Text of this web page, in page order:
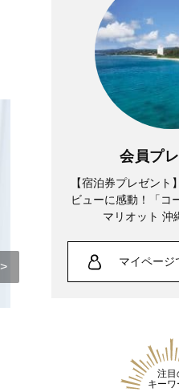
中山優馬さん「逃
けれど、課題と向
実は一番充実して
夏帆さん、「35歳
が一番わからない
会員プ
【宿泊券プレゼント
ビューに感動！「コ
マリオット 沖
マイページ
注目
キーワ